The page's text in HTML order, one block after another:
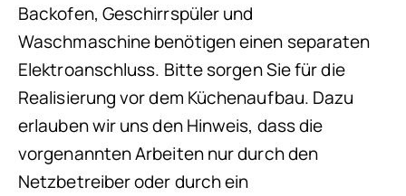
Backofen, Geschirrspüler und
Waschmaschine benötigen einen separaten
Elektroanschluss. Bitte sorgen Sie für die
Realisierung vor dem Küchenaufbau. Dazu
erlauben wir uns den Hinweis, dass die
vorgenannten Arbeiten nur durch den
Netzbetreiber oder durch ein